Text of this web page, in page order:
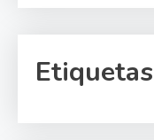
Etiquetas